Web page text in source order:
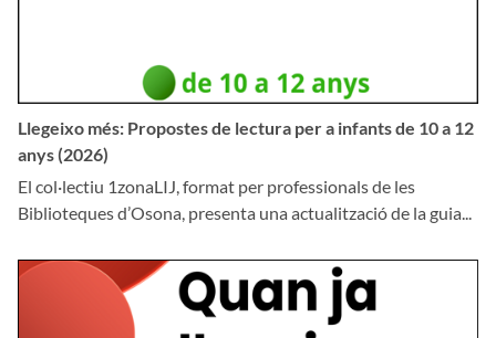
Llegeixo més: Propostes de lectura per a infants de 10 a 12
anys (2026)
El col·lectiu 1zonaLIJ, format per professionals de les
Biblioteques d’Osona, presenta una actualització de la guia...